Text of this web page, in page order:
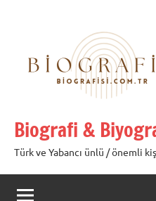
Biografi &
Türk ve Yabancı ünlü / önemli